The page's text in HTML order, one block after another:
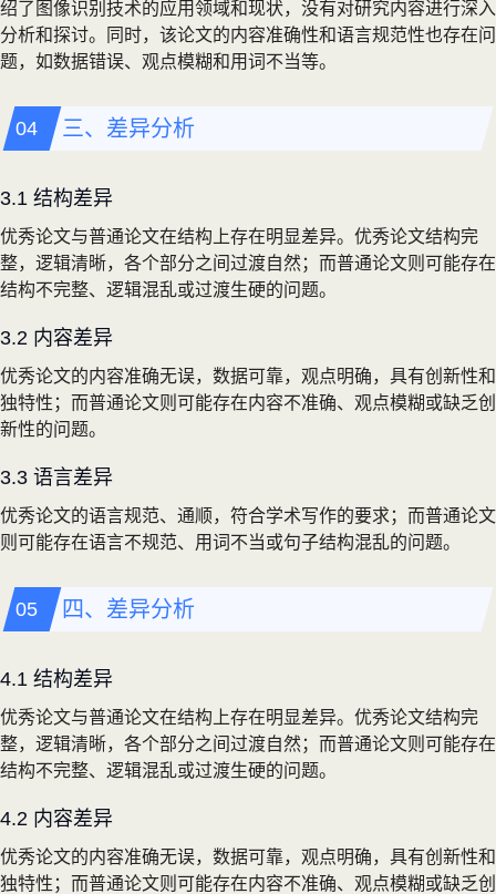
绍了图像识别技术的应用领域和现状，没有对研究内容进行深入
分析和探讨。同时，该论文的内容准确性和语言规范性也存在问
题，如数据错误、观点模糊和用词不当等。
三、差异分析
3.1 结构差异
优秀论文与普通论文在结构上存在明显差异。优秀论文结构完
整，逻辑清晰，各个部分之间过渡自然；而普通论文则可能存在
结构不完整、逻辑混乱或过渡生硬的问题。
3.2 内容差异
优秀论文的内容准确无误，数据可靠，观点明确，具有创新性和
独特性；而普通论文则可能存在内容不准确、观点模糊或缺乏创
新性的问题。
3.3 语言差异
优秀论文的语言规范、通顺，符合学术写作的要求；而普通论文
则可能存在语言不规范、用词不当或句子结构混乱的问题。
四、差异分析
4.1 结构差异
优秀论文与普通论文在结构上存在明显差异。优秀论文结构完
整，逻辑清晰，各个部分之间过渡自然；而普通论文则可能存在
结构不完整、逻辑混乱或过渡生硬的问题。
4.2 内容差异
优秀论文的内容准确无误，数据可靠，观点明确，具有创新性和
独特性；而普通论文则可能存在内容不准确、观点模糊或缺乏创